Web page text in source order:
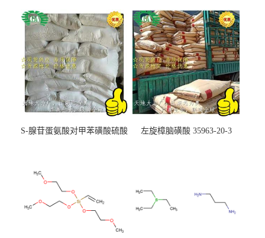
S-腺苷蛋氨酸对甲苯磺酸硫酸
左旋樟脑磺酸 35963-20-3